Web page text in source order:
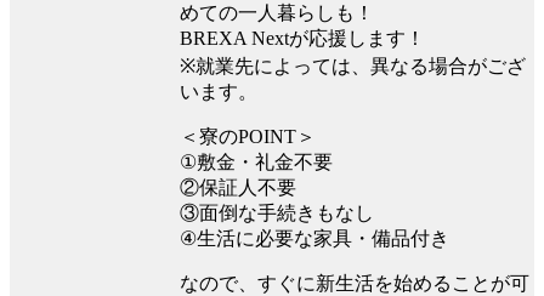
めての一人暮らしも！
BREXA Nextが応援します！
※就業先によっては、異なる場合がござ
います。
＜寮のPOINT＞
①敷金・礼金不要
②保証人不要
③面倒な手続きもなし
④生活に必要な家具・備品付き
なので、すぐに新生活を始めることが可